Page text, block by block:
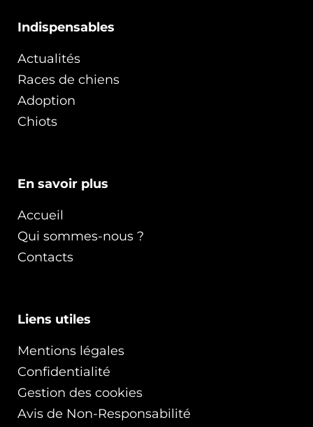
Indispensables
Actualités
Races de chiens
Adoption
Chiots
En savoir plus
Accueil
Qui sommes-nous ?
Contacts
Liens utiles
Mentions légales
Confidentialité
Gestion des cookies
Avis de Non-Responsabilité